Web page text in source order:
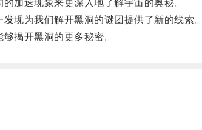
速现象来更深入地了解宇宙的奥秘。
为我们解开黑洞的谜团提供了新的线索。
揭开黑洞的更多秘密。